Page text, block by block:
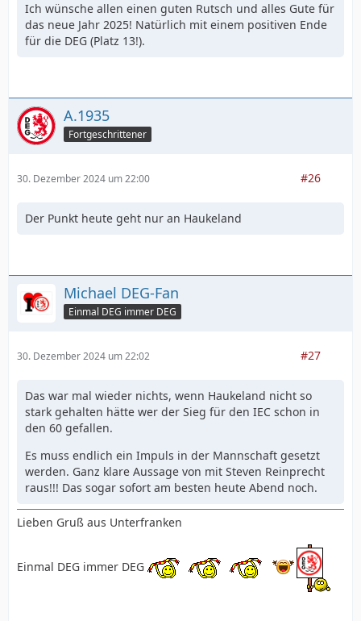
Ich wünsche allen einen guten Rutsch und alles Gute für
das neue Jahr 2025! Natürlich mit einem positiven Ende
für die DEG (Platz 13!).
A.1935
Fortgeschrittener
30. Dezember 2024 um 22:00 #26
Der Punkt heute geht nur an Haukeland
Michael DEG-Fan
Einmal DEG immer DEG
30. Dezember 2024 um 22:02 #27
Das war mal wieder nichts, wenn Haukeland nicht so
stark gehalten hätte wer der Sieg für den IEC schon in
den 60 gefallen.
Es muss endlich ein Impuls in der Mannschaft gesetzt
werden. Ganz klare Aussage von mit Steven Reinprecht
raus!!! Das sogar sofort am besten heute Abend noch.
Lieben Gruß aus Unterfranken
Einmal DEG immer DEG